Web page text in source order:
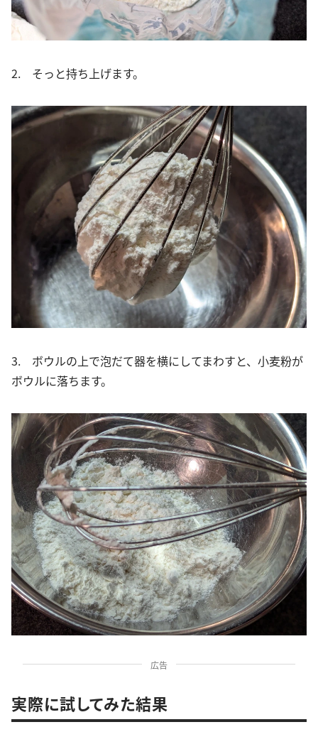
2. そっと持ち上げます。
3. ボウルの上で泡だて器を横にしてまわすと、小麦粉が
ボウルに落ちます。
広告
実際に試してみた結果